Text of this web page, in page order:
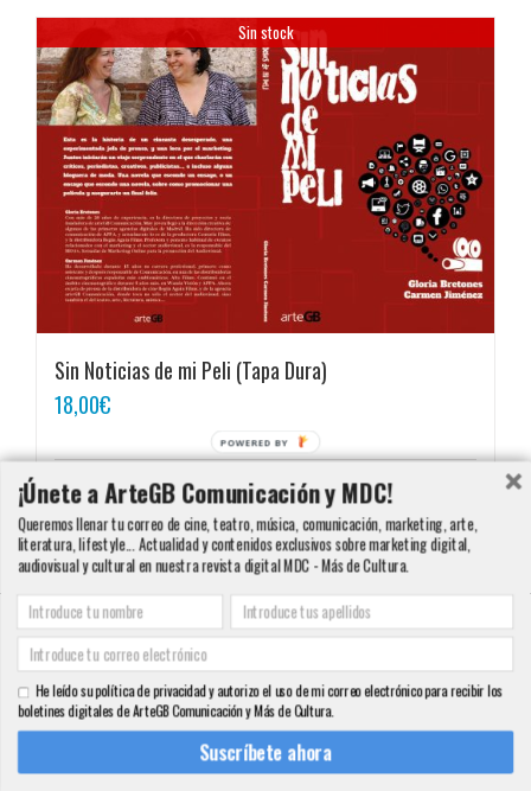
Sin stock
Sin Noticias de mi Peli (Tapa Dura)
18,00€
Detalles
Copyright 2000 - 2016 ArteGB | Todos los derechos reservados |Aviso legal -
Condiciones de Venta y Privacidad - Política de Cookies
info@artegb.com - 915 221 343.
Twitter YouTubePinterestInstagram
¡Únete a ArteGB Comunicación y MDC!
Queremos llenar tu correo de cine, teatro, música, comunicación, marketing, arte,
literatura, lifestyle... Actualidad y contenidos exclusivos sobre marketing digital,
audiovisual y cultural en nuestra revista digital MDC - Más de Cultura.
Suscríbete ahora
He leído su política de privacidad y autorizo el uso de mi correo electrónico para recibir los
boletines digitales de ArteGB Comunicación y Más de Cultura.
POWERED BY